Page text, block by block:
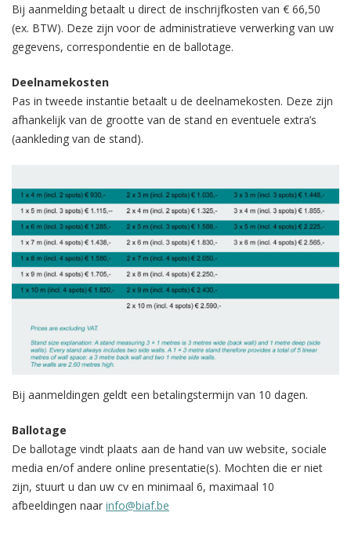
Bij aanmelding betaalt u direct de inschrijfkosten van € 66,50
(ex. BTW). Deze zijn voor de administratieve verwerking van uw
gegevens, correspondentie en de ballotage.
Deelnamekosten
Pas in tweede instantie betaalt u de deelnamekosten. Deze zijn
afhankelijk van de grootte van de stand en eventuele extra’s
(aankleding van de stand).
Bij aanmeldingen geldt een betalingstermijn van 10 dagen.
Ballotage
De ballotage vindt plaats aan de hand van uw website, sociale
media en/of andere online presentatie(s). Mochten die er niet
zijn, stuurt u dan uw cv en minimaal 6, maximaal 10
afbeeldingen naar info@biaf.be